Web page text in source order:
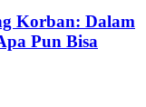
Korban: Dalam
Pun Bisa